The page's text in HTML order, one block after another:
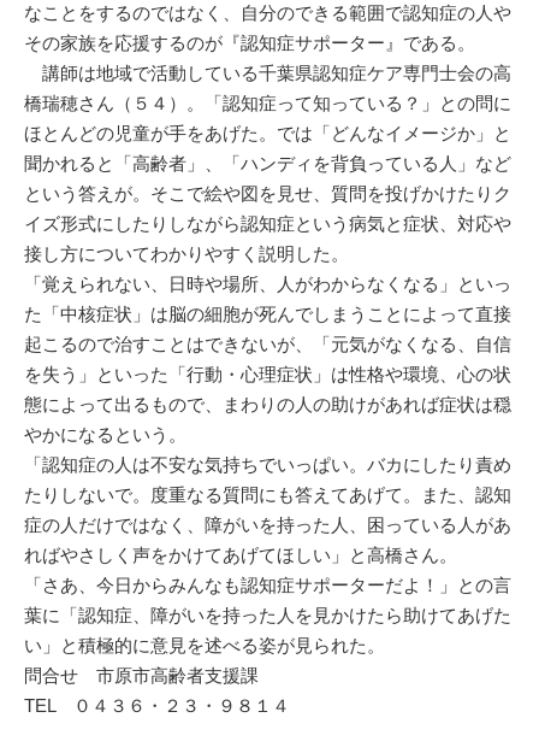
なことをするのではなく、自分のできる範囲で認知症の人や
その家族を応援するのが『認知症サポーター』である。
講師は地域で活動している千葉県認知症ケア専門士会の高
橋瑞穂さん（５４）。「認知症って知っている？」との問に
ほとんどの児童が手をあげた。では「どんなイメージか」と
聞かれると「高齢者」、「ハンディを背負っている人」など
という答えが。そこで絵や図を見せ、質問を投げかけたりク
イズ形式にしたりしながら認知症という病気と症状、対応や
接し方についてわかりやすく説明した。
「覚えられない、日時や場所、人がわからなくなる」といっ
た「中核症状」は脳の細胞が死んでしまうことによって直接
起こるので治すことはできないが、「元気がなくなる、自信
を失う」といった「行動・心理症状」は性格や環境、心の状
態によって出るもので、まわりの人の助けがあれば症状は穏
やかになるという。
「認知症の人は不安な気持ちでいっぱい。バカにしたり責め
たりしないで。度重なる質問にも答えてあげて。また、認知
症の人だけではなく、障がいを持った人、困っている人があ
ればやさしく声をかけてあげてほしい」と高橋さん。
「さあ、今日からみんなも認知症サポーターだよ！」との言
葉に「認知症、障がいを持った人を見かけたら助けてあげた
い」と積極的に意見を述べる姿が見られた。
問合せ 市原市高齢者支援課
TEL ０４３６・２３・９８１４